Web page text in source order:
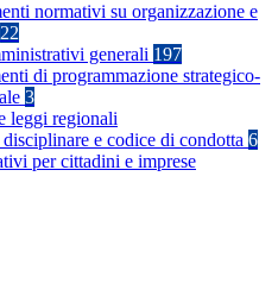
normativi su organizzazione e
22
generali 197
di programmazione strategico-
3
leggi regionali
e codice di condotta 6
per cittadini e imprese